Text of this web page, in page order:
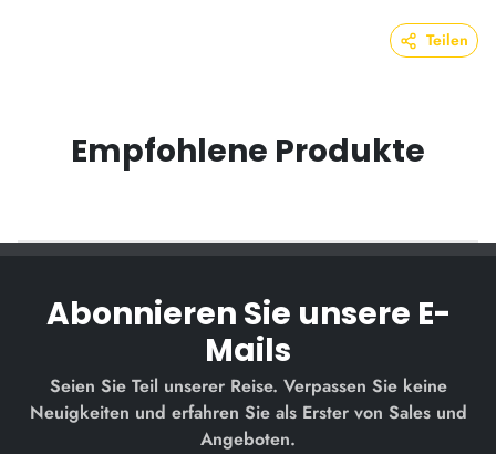
Teilen
Empfohlene Produkte
Abonnieren Sie unsere E-
Mails
Seien Sie Teil unserer Reise. Verpassen Sie keine
Neuigkeiten und erfahren Sie als Erster von Sales und
Angeboten.